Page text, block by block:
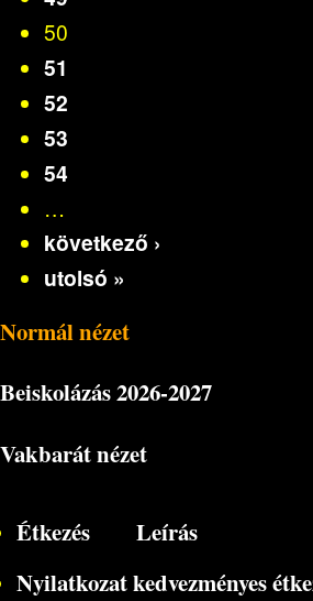
50
51
52
53
54
…
következő ›
utolsó »
Normál nézet
Beiskolázás2026-2027
Vakbarát nézet
Étkezés
Leírás
Nyilatkozat kedvezményes